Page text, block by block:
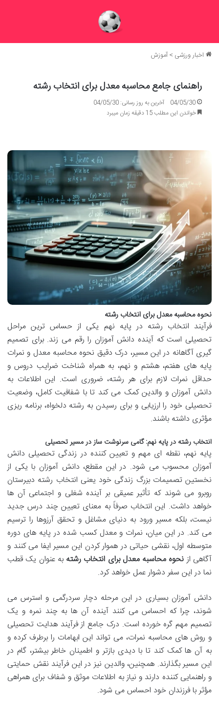
اخبار ورزشی >آموزش
راهنمای جامع محاسبه معدل برای انتخاب رشته
04/05/30
آخرین به روز رسانی: 04/05/30
خواندن این مطلب 15 دقیقه زمان میبرد
نحوه محاسبه معدل برای انتخاب رشته
فرآیند انتخاب رشته در پایه نهم یکی از حساس ترین مراحل
تحصیلی است که آینده دانش آموزان را رقم می زند. برای تصمیم
گیری آگاهانه در این مسیر، درک دقیق نحوه محاسبه معدل و نمرات
پایه های هفتم، هشتم و نهم، به همراه شناخت ضرایب دروس و
حداقل نمرات لازم برای هر رشته، ضروری است. این اطلاعات به
دانش آموزان و والدین کمک می کند تا با شفافیت کامل، وضعیت
تحصیلی خود را ارزیابی و برای رسیدن به رشته دلخواه، برنامه ریزی
مؤثری داشته باشند.
انتخاب رشته در پایه نهم: گامی سرنوشت ساز در مسیر تحصیلی
پایه نهم، نقطه ای مهم و تعیین کننده در زندگی تحصیلی دانش
آموزان محسوب می شود. در این مقطع، دانش آموزان با یکی از
نخستین تصمیمات بزرگ زندگی خود یعنی انتخاب رشته دبیرستان
روبرو می شوند که تأثیر عمیقی بر آینده شغلی و اجتماعی آن ها
خواهد داشت. این انتخاب صرفاً به معنای تعیین چند درس جدید
نیست، بلکه مسیر ورود به دنیای مشاغل و تحقق آرزوها را ترسیم
می کند. در این میان، نمرات و معدل کسب شده در پایه های دوره
متوسطه اول، نقشی حیاتی در هموار کردن این مسیر ایفا می کنند و
آگاهی ازنحوه محاسبه معدل برای انتخاب رشته به عنوان یک قطب
نما در این سفر دشوار عمل خواهد کرد.
دانش آموزان بسیاری در این مرحله دچار سردرگمی و استرس می
شوند، چرا که احساس می کنند آینده آن ها به چند نمره و یک
تصمیم مهم گره خورده است. درک جامع از فرآیند هدایت تحصیلی
و روش های محاسبه نمرات، می تواند این ابهامات را برطرف کرده و
به آن ها کمک کند تا با دیدی بازتر و اطمینان خاطر بیشتر، گام در
این مسیر بگذارند. همچنین، والدین نیز در این فرآیند نقش حمایتی
و راهنمایی کننده دارند و نیاز به اطلاعات موثق و شفاف برای همراهی
مؤثر با فرزندان خود احساس می شود.